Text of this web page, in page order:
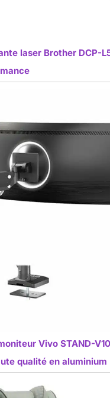
laser Brother DCP-
Vivo STAND-
qualité en aluminium